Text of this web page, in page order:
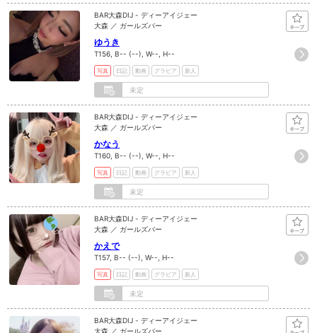
BAR大森DIJ - ディーアイジェー
大森 ／ ガールズバー
ゆうき
T156, B-- (--), W--, H--
写真 日記 動画 グラビア 新人
未定
BAR大森DIJ - ディーアイジェー
大森 ／ ガールズバー
かなう
T160, B-- (--), W--, H--
写真 日記 動画 グラビア 新人
未定
BAR大森DIJ - ディーアイジェー
大森 ／ ガールズバー
かえで
T157, B-- (--), W--, H--
写真 日記 動画 グラビア 新人
未定
BAR大森DIJ - ディーアイジェー
大森 ／ ガールズバー